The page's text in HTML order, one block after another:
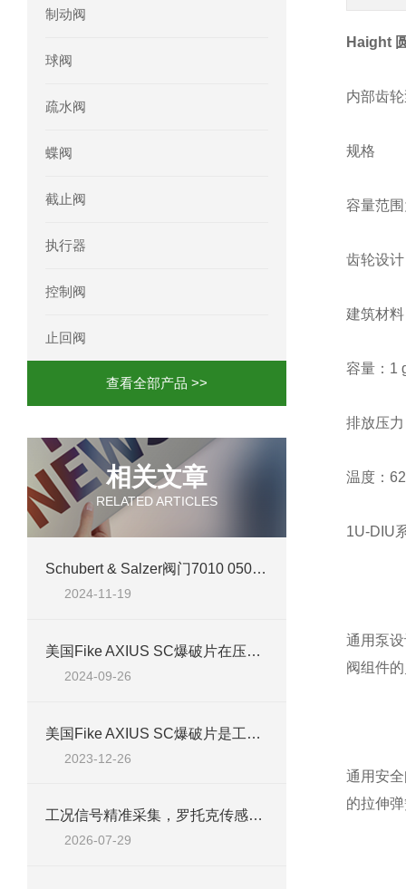
制动阀
球阀
疏水阀
蝶阀
截止阀
执行器
控制阀
止回阀
查看全部产品 >>
相关文章
RELATED ARTICLES
​Schubert & Salzer阀门7010 050V1H1307介绍
2024-11-19
美国Fike AXIUS SC爆破片在压力保护领域的新兴应用
2024-09-26
美国Fike AXIUS SC爆破片是工业安全的关键保障
2023-12-26
工况信号精准采集，罗托克传感器服务工业阀门控制流程
2026-07-29
Haight
内部齿
规格
容量范
齿轮设
建筑材
容量：1
排放压
温度：
1U-DIU
通用泵
阀组件
通用安
的拉伸